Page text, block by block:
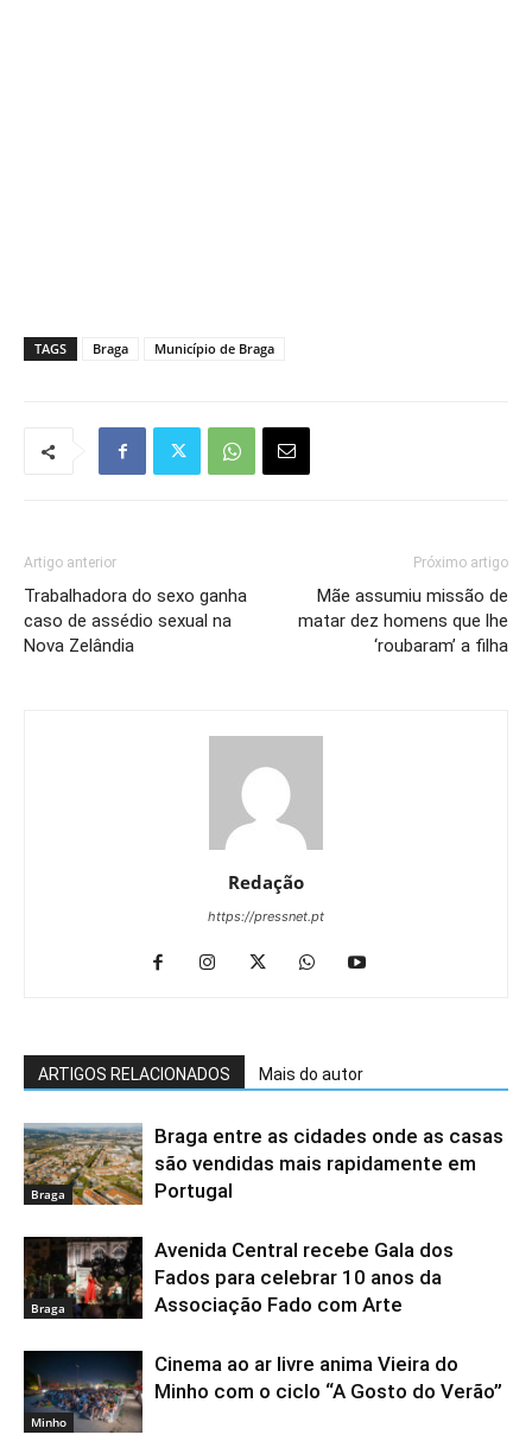
TAGS Braga Município de Braga
Artigo anterior
Trabalhadora do sexo ganha
caso de assédio sexual na
Nova Zelândia
Próximo artigo
Mãe assumiu missão de
matar dez homens que lhe
‘roubaram’ a filha
Redação
https://pressnet.pt
ARTIGOS RELACIONADOS Mais do autor
Braga
Braga entre as cidades onde as casas
são vendidas mais rapidamente em
Portugal
Braga
Avenida Central recebe Gala dos
Fados para celebrar 10 anos da
Associação Fado com Arte
Minho
Cinema ao ar livre anima Vieira do
Minho com o ciclo “A Gosto do Verão”